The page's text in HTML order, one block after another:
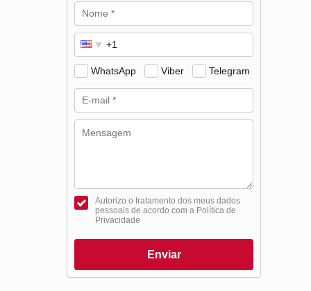
WhatsApp Viber Telegram
Autorizo o tratamento dos meus dados
pessoais de acordo com a Política de
Privacidade
Enviar